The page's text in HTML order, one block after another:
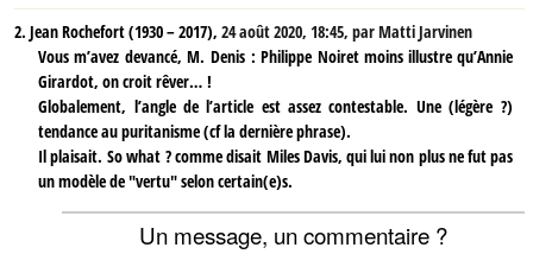
2. Jean Rochefort (1930 – 2017),24 août 2020, 18:45,parMatti Jarvinen
Vous m’avez devancé, M. Denis : Philippe Noiret moins illustre qu’Annie
Girardot, on croit rêver… !
Globalement, l’angle de l’article est assez contestable. Une (légère ?)
tendance au puritanisme (cf la dernière phrase).
Il plaisait. So what ? comme disait Miles Davis, qui lui non plus ne fut pas
un modèle de "vertu" selon certain(e)s.
Un message, un commentaire ?